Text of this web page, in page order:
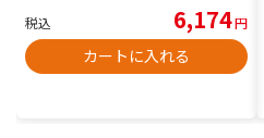
税込 6,174円
カートに入れる